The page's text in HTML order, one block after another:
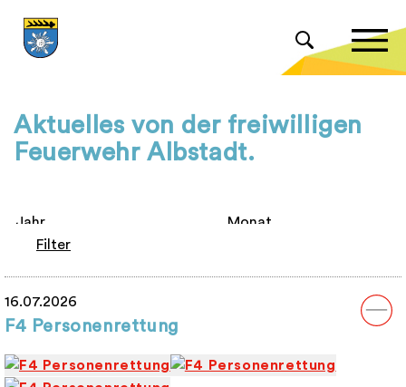
Aktuelles von der freiwilligen
Feuerwehr Albstadt.
Filter
16.07.2026
F4 Personenrettung